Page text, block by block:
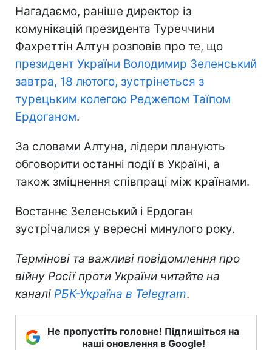
Нагадаємо, раніше директор із
комунікацій президента Туреччини
Фахреттін Алтун розповів про те, що
президент України Володимир Зеленський
завтра, 18 лютого, зустрінеться з
турецьким колегою Реджепом Таїпом
Ердоганом.
За словами Алтуна, лідери планують
обговорити останні події в Україні, а
також зміцнення співпраці між країнами.
Востаннє Зеленський і Ердоган
зустрічалися у вересні минулого року.
Термінові та важливі повідомлення про
війну Росії проти України читайте на
каналі РБК-Україна в Telegram.
Не пропустіть головне! Підпишіться на
наші оновлення в Google!